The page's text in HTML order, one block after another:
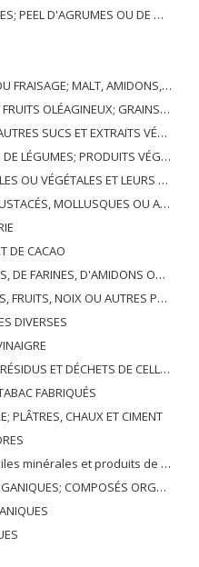
D'AGRUMES OU DE MELONS
AMIDONS, INULINE, GLUTEN DE BLÉ
FRUITS, PLANTES INDUSTRIELLES OU MÉDICINALES; PAILLE ET FOURRAGE
SUCS ET EXTRAITS VÉGÉTAUX
VÉGÉTAUX NON DÉNOMMÉS NI COMPRIS AILLEURS
GRAISSES ANIMALES PRÉPARÉES; CIRES ANIMALES OU VÉGÉTALES
INVERTÉBRÉS AQUATIQUES; PRÉPARATIONS DE CELLES-CI
DE CACAO
OU DE LAIT; PRODUITS DE PATISSERIE
OU AUTRES PARTIES DE PLANTES
DIVERSES
DE CELLES-CI; FOURRAGE ANIMAL PRÉPARÉ
FABRIQUÉS
PLÂTRES, CHAUX ET CIMENT
SUBSTANCES BITUMINEUSES; CIRES MINÉRALES
PRÉCIEUX; DE MÉTAUX DES TERRES RARES, D'ÉLÉMENTS RADIOACTIFS ET D'ISOTOPES